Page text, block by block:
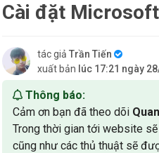
Cài đặt
tác giả Trần Tiến
xuất bản lúc 17:21 ngày
Thông báo:
Cảm ơn bạn đã theo dõi
Trong thời gian tới website
cũng như các thủ thuật sẽ